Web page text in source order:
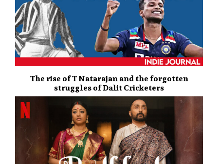
The rise of T Natarajan and the forgotten
struggles of Dalit Cricketers